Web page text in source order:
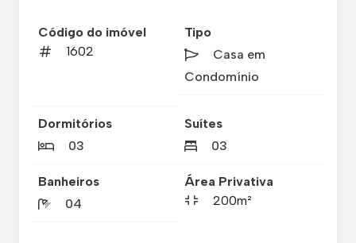
Código do imóvel
1602
Tipo
Casa em
Condomínio
Dormitórios
03
Suítes
03
Banheiros
04
Área Privativa
200m²